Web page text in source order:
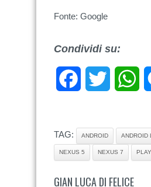
Fonte: Google
Condividi su:
FacebookTwitter
TAG: ANDROID ANDROID L
NEXUS 5 NEXUS 7
GIAN LUCA DI FELICE